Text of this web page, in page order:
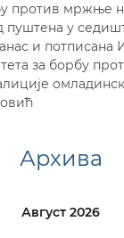
против мржње
пуштена у
и потписана
за борбу
Архива
Август 2026